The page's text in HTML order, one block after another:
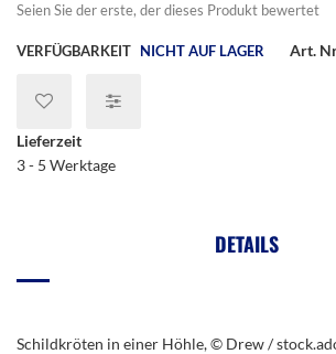
Seien Sie der erste, der dieses Produkt bewertet
VERFÜGBARKEIT NICHT AUF LAGER Art.
Lieferzeit
3 - 5 Werktage
DETAILS
Schildkröten in einer Höhle, © Drew /